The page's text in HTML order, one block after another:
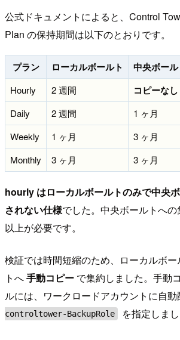
公式ドキュメントによると、Control
Plan の保持期間は以下のとおりです。
プラン ローカルボールト 中央ボール
Hourly 2 週間 コピーなし
Daily 2 週間
1 ヶ月
Weekly
1 ヶ月
3 ヶ月
Monthly
3 ヶ月 3 ヶ月
hourly はローカルボールトのみで中央
されない仕様でした。中央ボールトへ
以上が必要です。
検証では時間短縮のため、ローカルボ
トへ手動コピー で集約しました。手動
ルには、ワークロードアカウントに自動
controltower-BackupRole
を指定しまし